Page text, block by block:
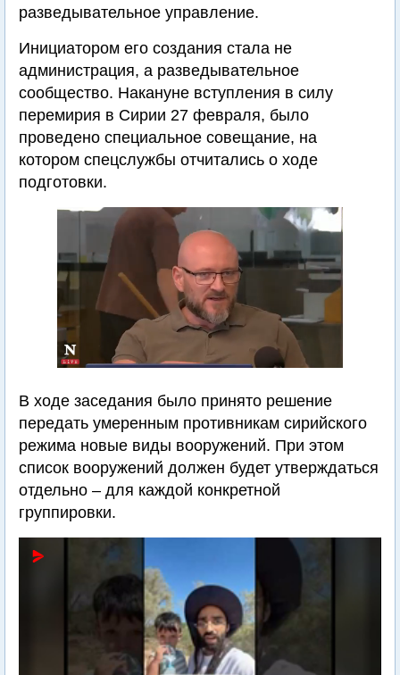
разведывательное управление.
Инициатором его создания стала не
администрация, а разведывательное
сообщество. Накануне вступления в силу
перемирия в Сирии 27 февраля, было
проведено специальное совещание, на
котором спецслужбы отчитались о ходе
подготовки.
В ходе заседания было принято решение
передать умеренным противникам сирийского
режима новые виды вооружений. При этом
список вооружений должен будет утверждаться
отдельно – для каждой конкретной
группировки.